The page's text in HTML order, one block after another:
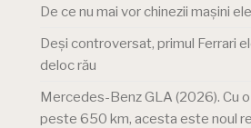
De ce nu mai vor chinezii mașini
Deși controversat, primul Ferrari
deloc rău
Mercedes-Benz GLA (2026). Cu
peste 650 km, acesta este noul